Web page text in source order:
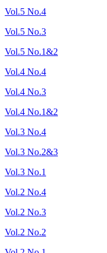
Vol.5 No.4
Vol.5 No.3
Vol.5 No.1&2
Vol.4 No.4
Vol.4 No.3
Vol.4 No.1&2
Vol.3 No.4
Vol.3 No.2&3
Vol.3 No.1
Vol.2 No.4
Vol.2 No.3
Vol.2 No.2